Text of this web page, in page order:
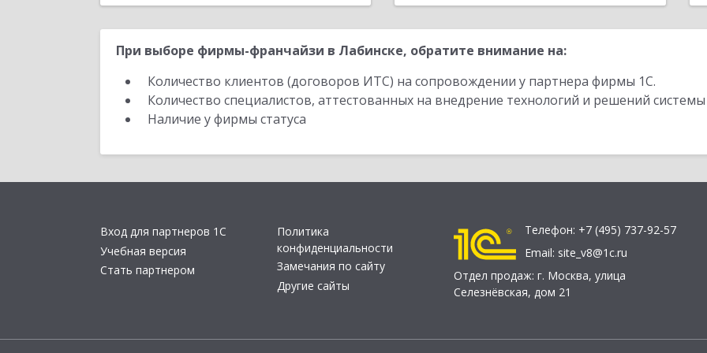
При выборе фирмы-франчайзи в Лабинске, обратите внимание на:
Количество клиентов (договоров ИТС) на сопровождении у партнера фирмы 1С.
Количество специалистов, аттестованных на внедрение технологий и решений
Наличие у фирмы статуса
Вход для партнеров 1С
Учебная версия
Стать партнером
Политика
конфиденциальности
Замечания по сайту
Другие сайты
Телефон: +7 (495) 737-92-57
Email: site_v8@1c.ru
Отдел продаж: г. Москва, улица
Селезнёвская, дом 21